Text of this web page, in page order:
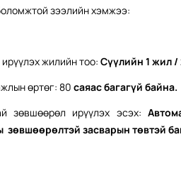
зээлийн хэмжээ:
ирүүлэх жилийн тоо:Сүүлийн1 жил /
өртөг: 80 саяас багагүй байна.
зөвшөөрөл ирүүлэх эсэх:
зөвшөөрөлтэй засварын төвтэй